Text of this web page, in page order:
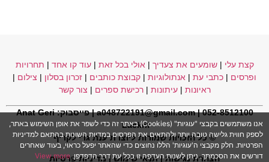
קצת עלי |שומעים את צעדיך |אולי בכל זאת |עוד קו אחד | תחרויות
ופרסים | כתבי עת | אנתולוגיות | קבוצת כותבים | זכרון בסלון | צילום |
ראיונות |עיתונות |רכישת ספרים | צור קשר
052-8512100 | a048722191@gmail.com | פייסבוק:
Anat Geri
Lackrif
© כל הזכויות שמורות ליוצרת ענת גרי לקריף
הצהרת נגישות|תנאי שימוש| מדיניות פרטיות
אנו משתמשים בקבצי "עוגיות" (Cookies) באתר זה כדי לשפר את אופן השימוש באתר,
לספק חווית גלישה טובה יותר ולהתאים את הפרסום במדיות השונות בהתאם למדיניות
הפרטיות. חלק מקבצי ה'עוגיות' הללו נחוצים כדי שהאתר יפעל כראוי, בעוד שאחרים
דורשים את הסכמתך. ניתן לשנות העדפה זו בכל עת דרך הדפדפן.View more